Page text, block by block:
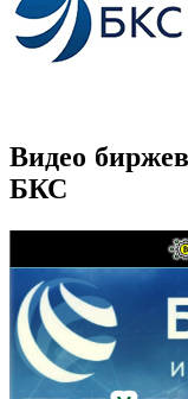
Видео
БКС